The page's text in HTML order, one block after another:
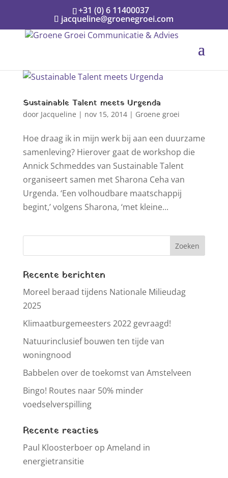
+31 (0) 6 11400037
jacqueline@groenegroei.com
Sustainable Talent meets Urgenda
door Jacqueline | nov 15, 2014| Groene groei
Hoe draag ik in mijn werk bij aan een duurzame
samenleving? Hierover gaat de workshop die
Annick Schmeddes van Sustainable Talent
organiseert samen met Sharona Ceha van
Urgenda. ‘Een volhoudbare maatschappij
begint,’ volgens Sharona, ‘met kleine...
Recente berichten
Moreel beraad tijdens Nationale Milieudag
2025
Klimaatburgemeesters 2022 gevraagd!
Natuurinclusief bouwen ten tijde van
woningnood
Babbelen over de toekomst van Amstelveen
Bingo! Routes naar 50% minder
voedselverspilling
Recente reacties
Paul Kloosterboerop Ameland in
energietransitie